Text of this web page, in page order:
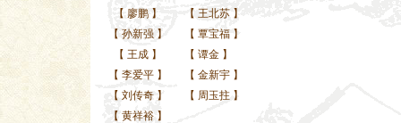
【 廖鹏】 【 王北苏 】
【 孙新强】 【 覃宝福 】
【 王成】 【 谭金 】
【 李爱平】 【 金新宇 】
【 刘传奇】 【 周玉拄 】
【 黄祥裕】